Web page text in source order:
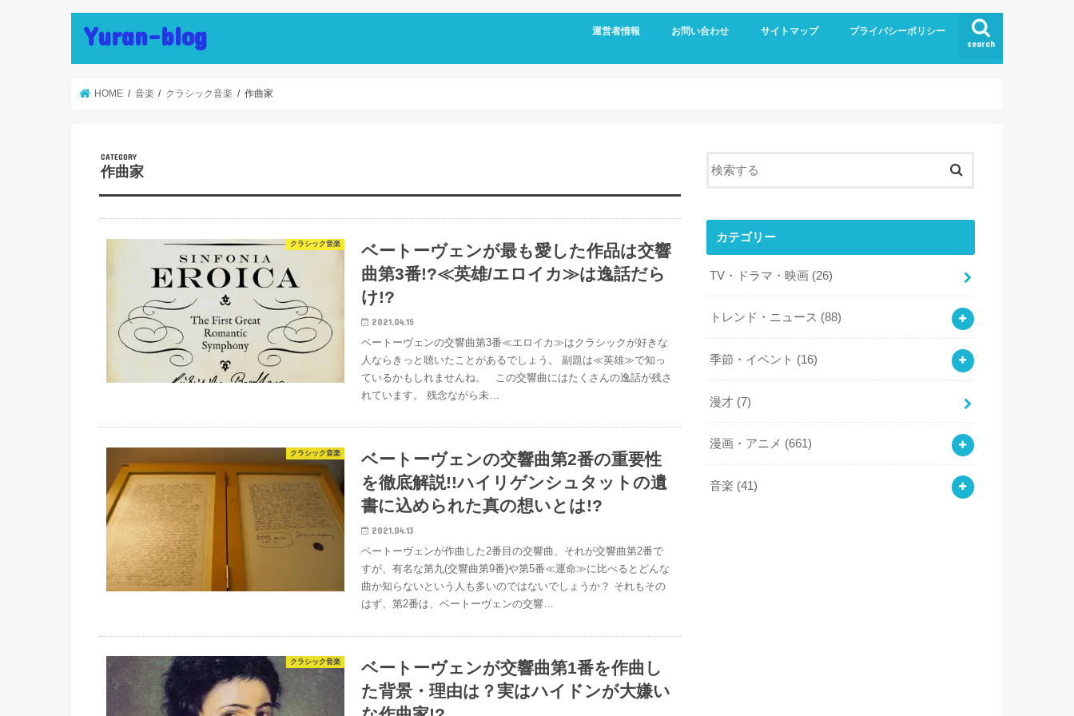
Yuran-blog search
運営者情報 お問い合わせ サイトマップ プライバシーポリシー
HOME 音楽 クラシック音楽 作曲家
作曲家
クラシック音楽
ベートーヴェンが最も愛した作品は交響
曲第3番!?≪英雄/エロイカ≫は逸話だら
け!?
2021.04.15
ベートーヴェンの交響曲第3番≪エロイカ≫はクラシックが好きな
人ならきっと聴いたことがあるでしょう。 副題は≪英雄≫で知っ
ているかもしれませんね。 この交響曲にはたくさんの逸話が残さ
れています。 残念ながら未…
クラシック音楽
ベートーヴェンの交響曲第2番の重要性
を徹底解説!!ハイリゲンシュタットの遺
書に込められた真の想いとは!?
2021.04.13
ベートーヴェンが作曲した2番目の交響曲、それが交響曲第2番で
すが、有名な第九(交響曲第9番)や第5番≪運命≫に比べるとどんな
曲か知らないという人も多いのではないでしょうか？ それもその
はず、第2番は、ベートーヴェンの交響…
クラシック音楽
ベートーヴェンが交響曲第1番を作曲し
た背景・理由は？実はハイドンが大嫌い
カテゴリー
TV・ドラマ・映画 (26)
トレンド・ニュース (88)
季節・イベント (16)
漫才 (7)
漫画・アニメ (661)
音楽 (41)